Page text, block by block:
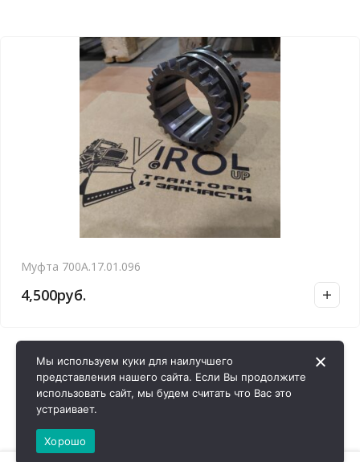
Муфта 700А.17.01.096
4,500руб.
Мы используем куки для наилучшего
представления нашего сайта. Если Вы продолжите
использовать сайт, мы будем считать что Вас это
устраивает.
Хорошо